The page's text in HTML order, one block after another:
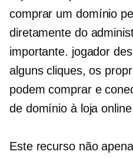
comprar um domínio
diretamente do
importante. jogador
alguns cliques, os
podem comprar e
de domínio à loja
Este recurso não